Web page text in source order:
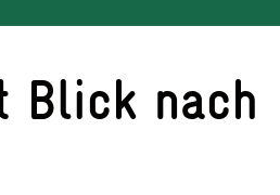
Blick nach